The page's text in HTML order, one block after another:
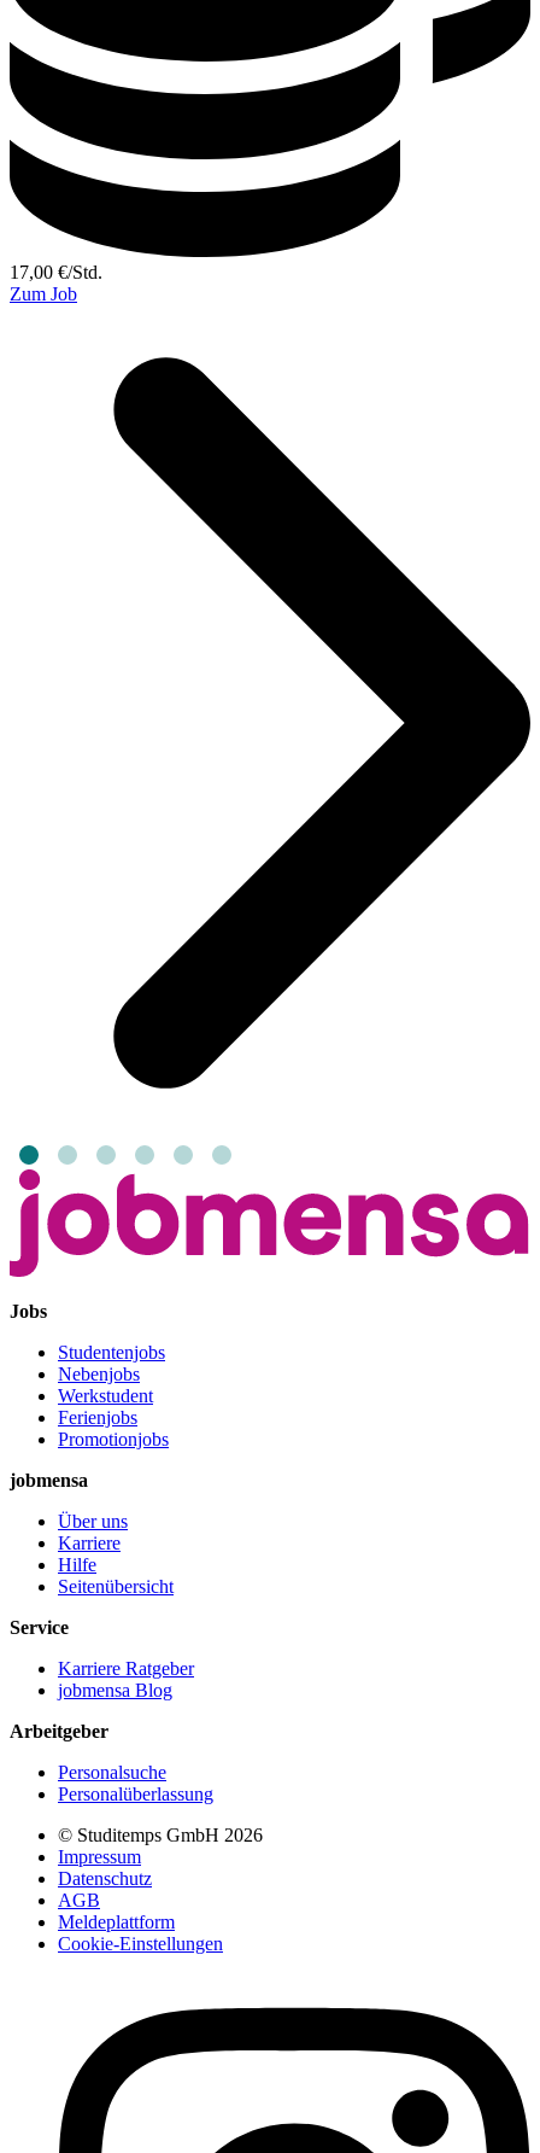
17,00 €/Std.
Zum Job
Jobs
Studentenjobs
Nebenjobs
Werkstudent
Ferienjobs
Promotionjobs
jobmensa
Über uns
Karriere
Hilfe
Seitenübersicht
Service
Karriere Ratgeber
jobmensa Blog
Arbeitgeber
Personalsuche
Personalüberlassung
© Studitemps GmbH 2026
Impressum
Datenschutz
AGB
Meldeplattform
Cookie-Einstellungen